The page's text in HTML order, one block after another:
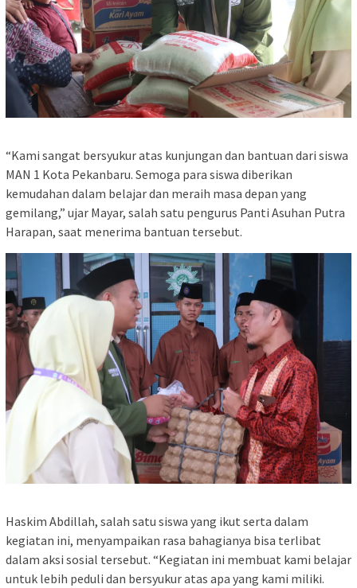
“Kami sangat bersyukur atas kunjungan dan bantuan dari siswa
MAN 1 Kota Pekanbaru. Semoga para siswa diberikan
kemudahan dalam belajar dan meraih masa depan yang
gemilang,” ujar Mayar, salah satu pengurus Panti Asuhan Putra
Harapan, saat menerima bantuan tersebut.
Haskim Abdillah, salah satu siswa yang ikut serta dalam
kegiatan ini, menyampaikan rasa bahagianya bisa terlibat
dalam aksi sosial tersebut. “Kegiatan ini membuat kami belajar
untuk lebih peduli dan bersyukur atas apa yang kami miliki.